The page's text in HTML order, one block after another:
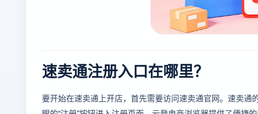
速卖通注册入口在哪里？
要开始在速卖通上开店，首先需要访问速卖通官网。速卖